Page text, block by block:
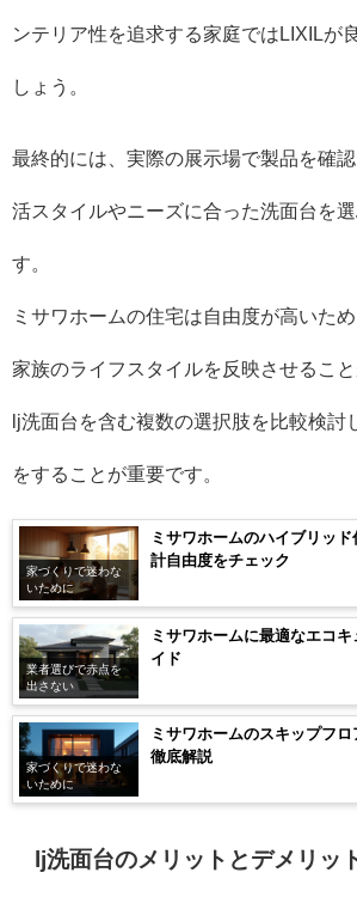
ンテリア性を追求する家庭ではLIXILが
しょう。
最終的には、実際の展示場で製品を確
活スタイルやニーズに合った洗面台を
す。
ミサワホームの住宅は自由度が高いた
家族のライフスタイルを反映させること
lj洗面台を含む複数の選択肢を比較検討
をすることが重要です。
家づくりで迷わな
いために
ミサワホームのハイブリッ
計自由度をチェック
業者選びで赤点を
出さない
ミサワホームに最適なエコ
イド
家づくりで迷わな
いために
ミサワホームのスキップフ
徹底解説
lj洗面台のメリットとデメリッ